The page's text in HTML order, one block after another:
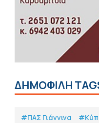
ΔΗΜΟΦΙΛΗ
#ΠΑΣ Γιάννινα